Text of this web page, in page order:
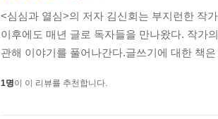
<심심과 열심>의 저자 김신회는 부지런한 작
이후에도 매년 글로 독자들을 만나왔다. 작가
관해 이야기를 풀어나간다.글쓰기에 대한 책
1명이 이 리뷰를 추천합니다.